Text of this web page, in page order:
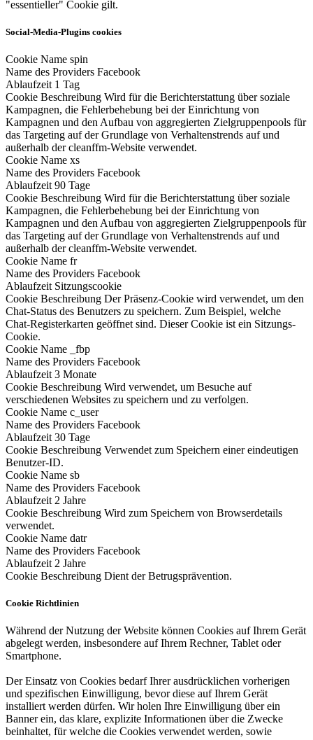
"essentieller" Cookie gilt.
Social-Media-Plugins cookies
Cookie Name spin
Name des Providers Facebook
Ablaufzeit 1 Tag
Cookie Beschreibung Wird für die Berichterstattung über soziale
Kampagnen, die Fehlerbehebung bei der Einrichtung von
Kampagnen und den Aufbau von aggregierten Zielgruppenpools für
das Targeting auf der Grundlage von Verhaltenstrends auf und
außerhalb der cleanffm-Website verwendet.
Cookie Name xs
Name des Providers Facebook
Ablaufzeit 90 Tage
Cookie Beschreibung Wird für die Berichterstattung über soziale
Kampagnen, die Fehlerbehebung bei der Einrichtung von
Kampagnen und den Aufbau von aggregierten Zielgruppenpools für
das Targeting auf der Grundlage von Verhaltenstrends auf und
außerhalb der cleanffm-Website verwendet.
Cookie Name fr
Name des Providers Facebook
Ablaufzeit Sitzungscookie
Cookie Beschreibung Der Präsenz-Cookie wird verwendet, um den
Chat-Status des Benutzers zu speichern. Zum Beispiel, welche
Chat-Registerkarten geöffnet sind. Dieser Cookie ist ein Sitzungs-
Cookie.
Cookie Name
_fbp
Name des Providers Facebook
Ablaufzeit 3 Monate
Cookie Beschreibung Wird verwendet, um Besuche auf
verschiedenen Websites zu speichern und zu verfolgen.
Cookie Name c_user
Name des Providers Facebook
Ablaufzeit 30 Tage
Cookie Beschreibung Verwendet zum Speichern einer eindeutigen
Benutzer-ID.
Cookie Name sb
Name des Providers Facebook
Ablaufzeit 2 Jahre
Cookie Beschreibung Wird zum Speichern von Browserdetails
verwendet.
Cookie Name datr
Name des Providers Facebook
Ablaufzeit 2 Jahre
Cookie Beschreibung Dient der Betrugsprävention.
Cookie Richtlinien
Während der Nutzung der Website können Cookies auf Ihrem Gerät
abgelegt werden, insbesondere auf Ihrem Rechner, Tablet oder
Smartphone.
Der Einsatz von Cookies bedarf Ihrer ausdrücklichen vorherigen
und spezifischen Einwilligung, bevor diese auf Ihrem Gerät
installiert werden dürfen. Wir holen Ihre Einwilligung über ein
Banner ein, das klare, explizite Informationen über die Zwecke
beinhaltet, für welche die Cookies verwendet werden, sowie